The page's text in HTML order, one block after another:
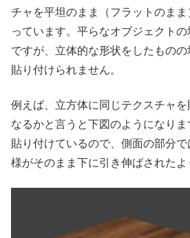
チャを平坦のまま（フラットのま
っています。平らなオブジェクト
ですが、立体的な形状をしたものの
貼り付けられません。
例えば、立方体に同じテクスチャを
なるかと言うと下図のようになり
貼り付けているので、側面の部分
様がそのまま下に引き伸ばされたよ